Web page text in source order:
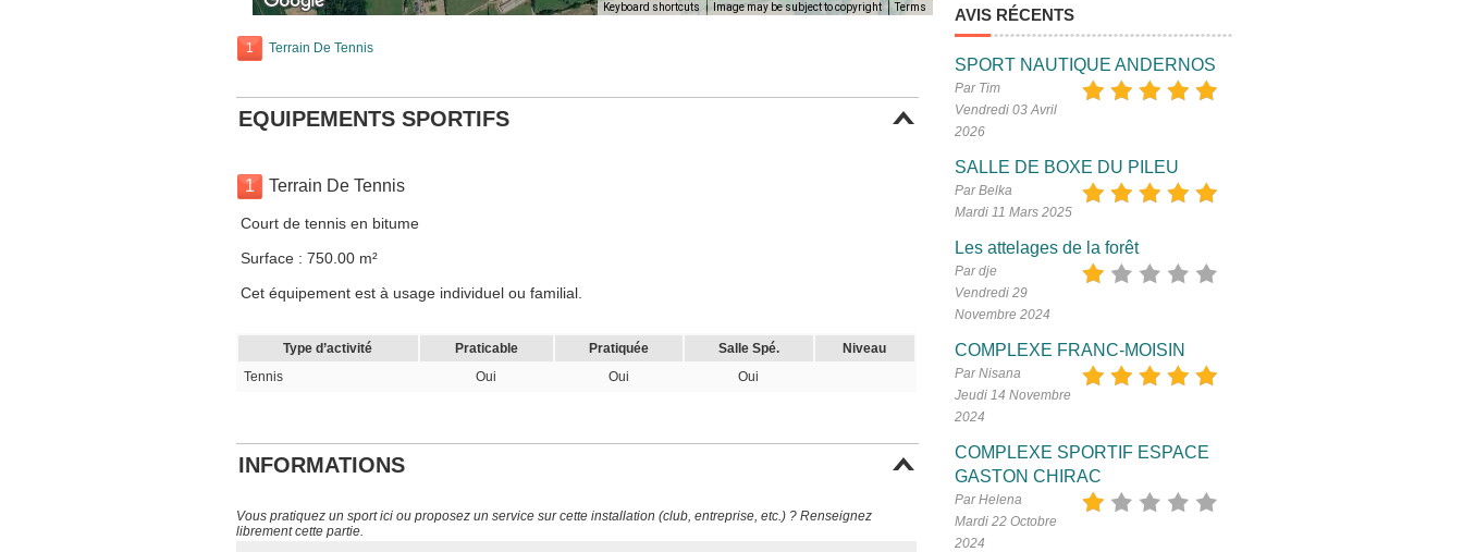
Keyboard shortcuts Image may be subject to copyright Terms
1 Terrain De Tennis
EQUIPEMENTS SPORTIFS
1 Terrain De Tennis
Court de tennis en bitume
Surface : 750.00 m²
Cet équipement est à usage individuel ou familial.
Type d’activité Praticable Pratiquée Salle Spé.
Niveau
Tennis
Oui Oui Oui
INFORMATIONS
Vous pratiquez un sport ici ou proposez un service sur cette installation (club, entreprise, etc.) ? Renseignez
librement cette partie.
AVIS RÉCENTS
SPORT NAUTIQUE ANDERNOS
Par Tim
Vendredi 03 Avril
2026
SALLE DE BOXE DU PILEU
Par Belka
Mardi 11 Mars 2025
Les attelages de la forêt
Par dje
Vendredi 29
Novembre 2024
COMPLEXE FRANC-MOISIN
Par Nisana
Jeudi 14 Novembre
2024
COMPLEXE SPORTIF ESPACE
GASTON CHIRAC
Par Helena
Mardi 22 Octobre
2024